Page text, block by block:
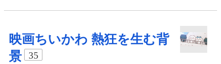
映画ちいかわ 熱狂を生む背
景
35